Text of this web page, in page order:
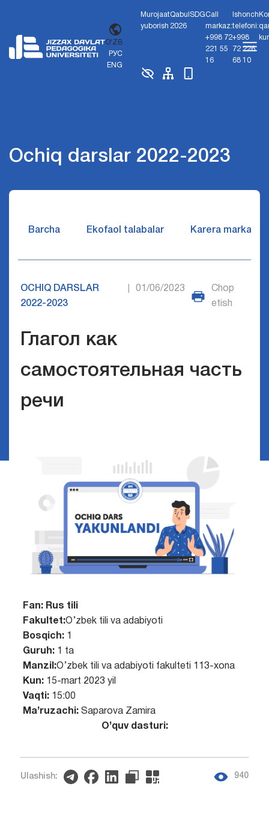
O'ZB
РУС
ENG
Murojaat
yuborish
Qabul
2026
SDGCall
markaz:
+998 72
221 55
16
Ishonch
telefoni:
+998
72 226
68 10
Ochiq darslar 2022-2023
Barcha Ekofaol talabalar Karera markazi
OCHIQ DARSLAR
2022-2023
01/06/2023
Chop
etish
Глагол как
самостоятельная часть
речи
Fan: Rus tili
Fakultet:O’zbek tili va adabiyoti
Bosqich: 1
Guruh:1 ta
Manzil:O’zbek tili va adabiyoti fakulteti 113-xona
Kun: 15-mart 2023 yil
Vaqti:15:00
Ma’ruzachi: Saparova Zamira
O’quv dasturi:
Ulashish: 940